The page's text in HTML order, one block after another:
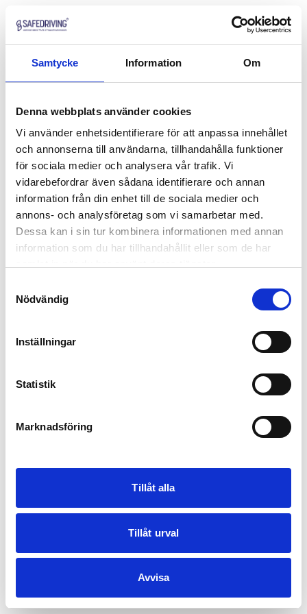
Samtycke Information Om
Denna webbplats använder cookies
Vi använder enhetsidentifierare för att anpassa innehållet
och annonserna till användarna, tillhandahålla funktioner
för sociala medier och analysera vår trafik. Vi
vidarebefordrar även sådana identifierare och annan
information från din enhet till de sociala medier och
annons- och analysföretag som vi samarbetar med.
Dessa kan i sin tur kombinera informationen med annan
information som du har tillhandahållit eller som de har
Nödvändig
Inställningar
Statistik
Marknadsföring
Tillåt alla
Tillåt urval
Avvisa